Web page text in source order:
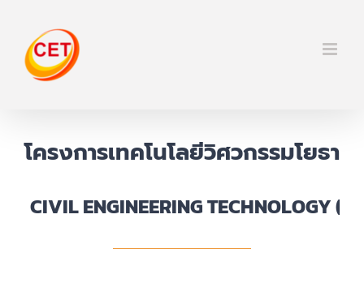
content
โครงการเทคโนโลยีวิศวกรรมโยธา